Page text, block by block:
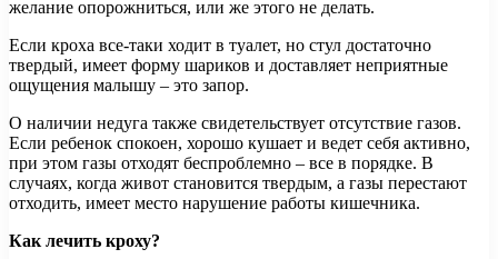
желание опорожниться, или же этого не делать.
Если кроха все-таки ходит в туалет, но стул достаточно
твердый, имеет форму шариков и доставляет неприятные
ощущения малышу – это запор.
О наличии недуга также свидетельствует отсутствие газов.
Если ребенок спокоен, хорошо кушает и ведет себя активно,
при этом газы отходят беспроблемно – все в порядке. В
случаях, когда живот становится твердым, а газы перестают
отходить, имеет место нарушение работы кишечника.
Как лечить кроху?